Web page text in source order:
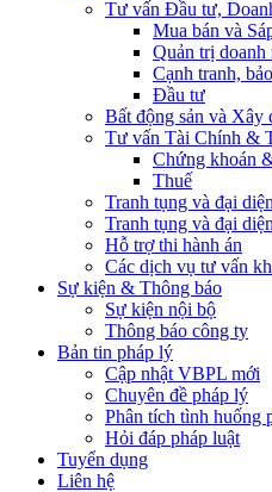
Tư vấn Đầu tư,
Mua bán và
Quản trị
Cạnh tranh,
Đầu tư
Bất động sản và Xây
Tư vấn Tài Chính &
Chứng khoán
Thuế
Tranh tụng và đại
Tranh tụng và đại
Hỗ trợ thi hành án
Các dịch vụ tư vấn
Sự kiện & Thông báo
Sự kiện nội bộ
Thông báo công ty
Bản tin pháp lý
Cập nhật VBPL mới
Chuyên đề pháp lý
Phân tích tình huống
Hỏi đáp pháp luật
Tuyển dụng
Liên hệ